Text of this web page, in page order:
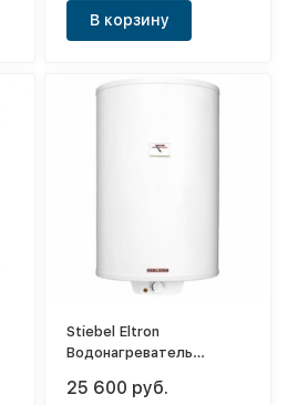
В корзину
Stiebel Eltron
Водонагреватель
PSH 150 Classic
25 600 руб.